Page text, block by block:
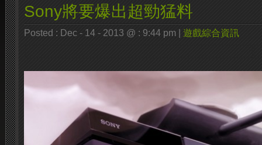
Sony將要爆出超勁猛料
Posted : Dec - 14 - 2013 @ : 9:44 pm | 遊戲綜合資訊